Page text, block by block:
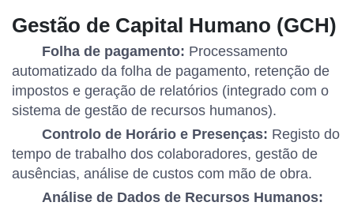
Gestão de Capital Humano (GCH)
Folha de pagamento: Processamento
automatizado da folha de pagamento, retenção de
impostos e geração de relatórios (integrado com o
sistema de gestão de recursos humanos).
Controlo de Horário e Presenças: Registo do
tempo de trabalho dos colaboradores, gestão de
ausências, análise de custos com mão de obra.
Análise de Dados de Recursos Humanos: